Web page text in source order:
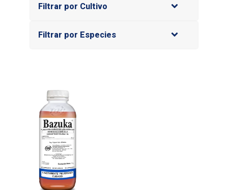
Filtrar por Cultivo
Filtrar por Especies